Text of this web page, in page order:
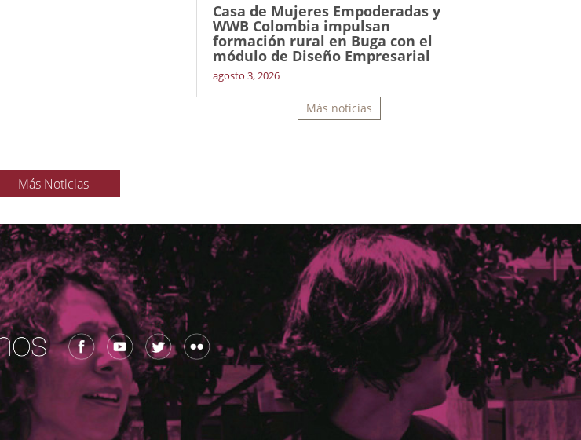
Casa de Mujeres Empoderadas y
WWB Colombia impulsan
formación rural en Buga con el
módulo de Diseño Empresarial
agosto 3, 2026
Más noticias
Más Noticias